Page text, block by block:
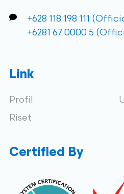
+628 118 198 111
+6281 67 0000 5
Link
Profil
Riset
Certified By